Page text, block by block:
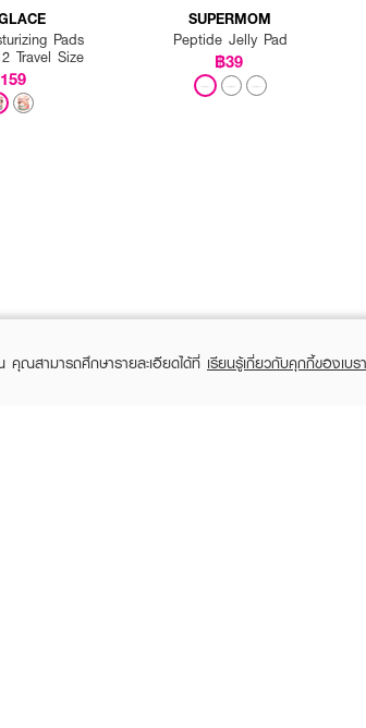
Pads
Travel Size
SUPERMOM
Peptide Jelly Pad
฿39
คุณสามารถศึกษารายละเอียดได้ที่ เรียนรู้เกี่ยวกับคุกกี้ของเบร